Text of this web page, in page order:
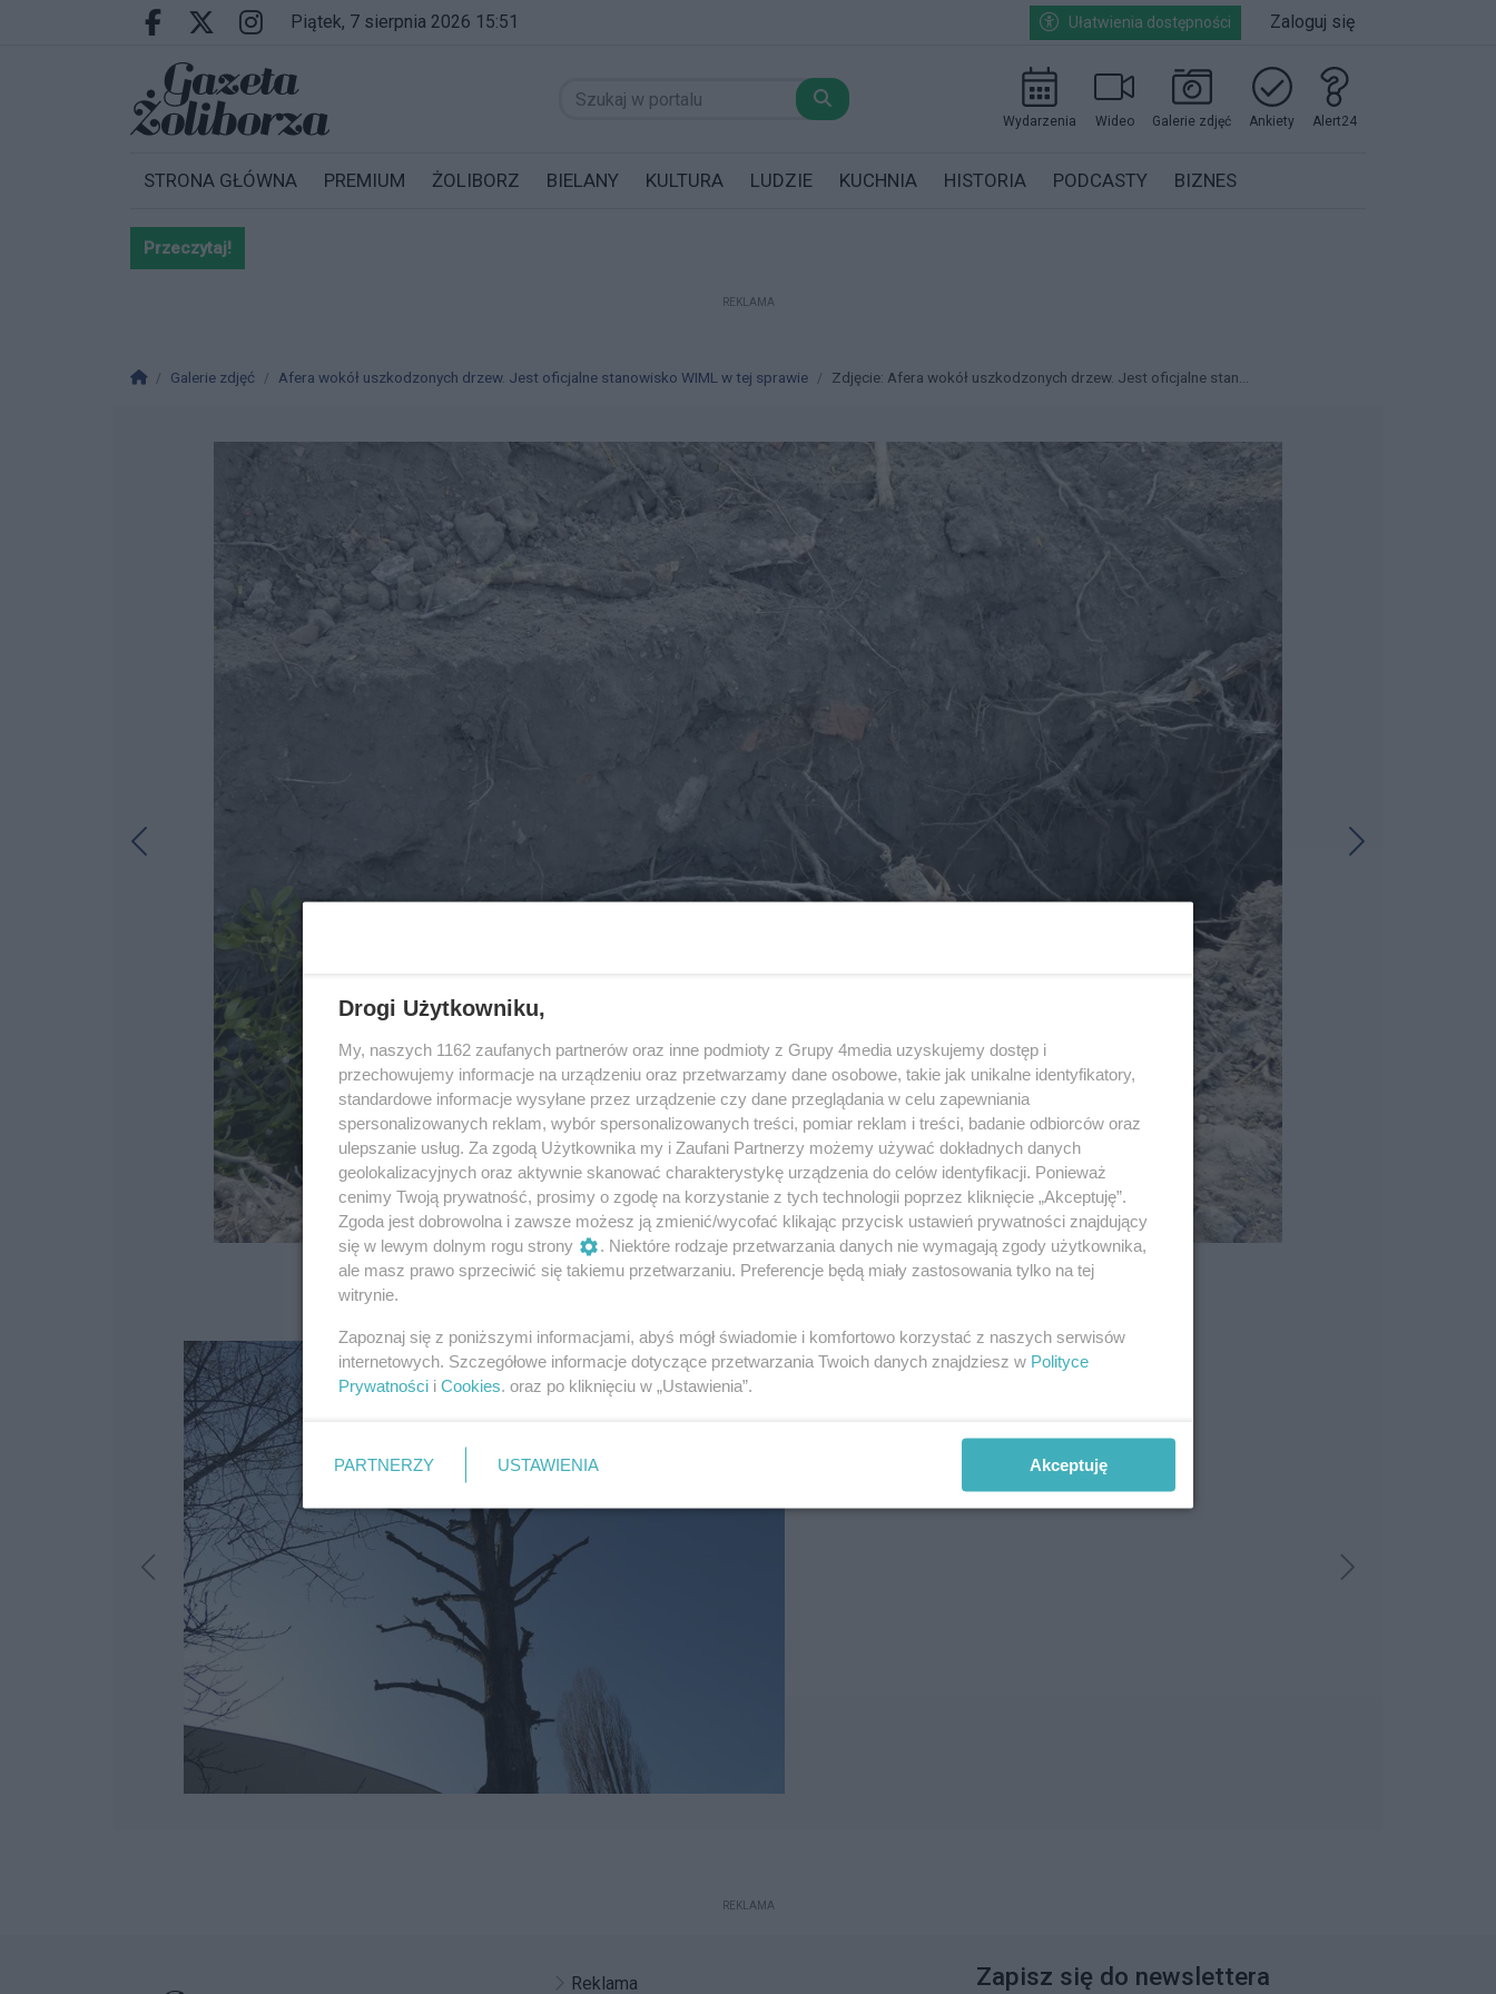
Przejdź do głównych treści
Przejdź do wyszukiwarki
Przejdź do głównego menu
Facebook.com
X.comInstagram.com
piątek, 7 sierpnia 2026 15:51 Ułatwienia dostępności Zaloguj się
Wydarzenia Wideo Galerie zdjęć Ankiety Alert24
STRONA GŁÓWNA PREMIUM ŻOLIBORZ BIELANY KULTURA LUDZIE KUCHNIA HISTORIA PODCASTY BIZNES
Przeczytaj!
REKLAMA
Strona główna
Galerie zdjęć Afera wokół uszkodzonych drzew. Jest oficjalne stanowisko WIML w tej sprawie Zdjęcie: Afera wokół uszkodzonych drzew. Jest oficjalne stan...
32 / 40
REKLAMA
Reklama Zapisz się do newslettera
Drogi Użytkowniku,
My, naszych 1162 zaufanych partnerów oraz inne podmioty z Grupy 4media uzyskujemy dostęp i
przechowujemy informacje na urządzeniu oraz przetwarzamy dane osobowe, takie jak unikalne identyfikatory,
standardowe informacje wysyłane przez urządzenie czy dane przeglądania w celu zapewniania
spersonalizowanych reklam, wybór spersonalizowanych treści, pomiar reklam i treści, badanie odbiorców oraz
ulepszanie usług. Za zgodą Użytkownika my i Zaufani Partnerzy możemy używać dokładnych danych
geolokalizacyjnych oraz aktywnie skanować charakterystykę urządzenia do celów identyfikacji. Ponieważ
cenimy Twoją prywatność, prosimy o zgodę na korzystanie z tych technologii poprzez kliknięcie „Akceptuję”.
Zgoda jest dobrowolna i zawsze możesz ją zmienić/wycofać klikając przycisk ustawień prywatności znajdujący
się w lewym dolnym rogu strony
. Niektóre rodzaje przetwarzania danych nie wymagają zgody użytkownika,
ale masz prawo sprzeciwić się takiemu przetwarzaniu. Preferencje będą miały zastosowania tylko na tej
witrynie.
Zapoznaj się z poniższymi informacjami, abyś mógł świadomie i komfortowo korzystać z naszych serwisów
internetowych. Szczegółowe informacje dotyczące przetwarzania Twoich danych znajdziesz w Polityce
Prywatności i Cookies. oraz po kliknięciu w „Ustawienia”.
PARTNERZY USTAWIENIA Akceptuję